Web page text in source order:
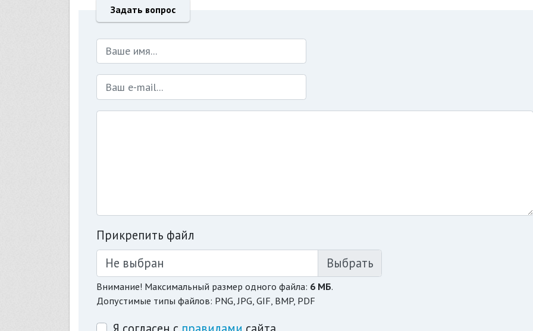
Задать вопрос
Прикрепить файл
Не выбран
Внимание! Максимальный размер одного файла: 6 МБ.
Допустимые типы файлов: PNG, JPG, GIF, BMP, PDF